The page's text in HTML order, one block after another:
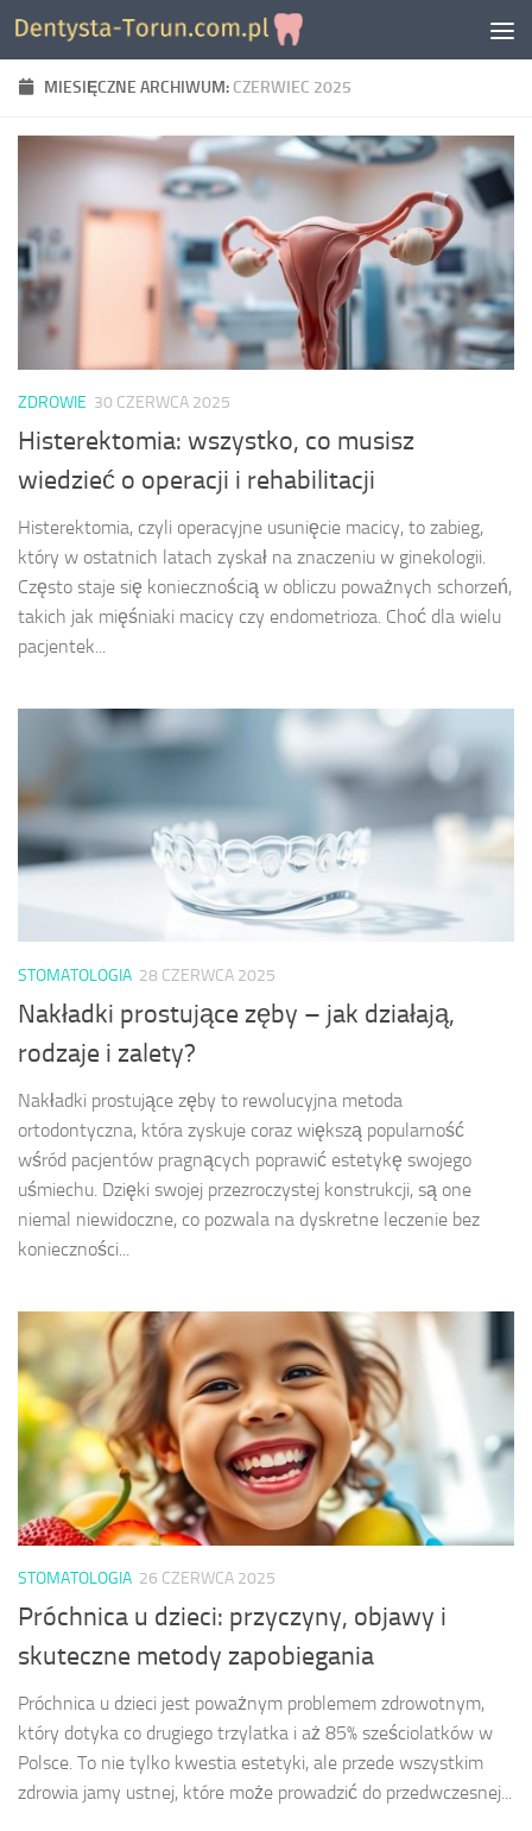
Skip to content
MIESIĘCZNE ARCHIWUM: CZERWIEC 2025
ZDROWIE 30 CZERWCA 2025
Histerektomia: wszystko, co musisz
wiedzieć o operacji i rehabilitacji
Histerektomia, czyli operacyjne usunięcie macicy, to zabieg,
który w ostatnich latach zyskał na znaczeniu w ginekologii.
Często staje się koniecznością w obliczu poważnych schorzeń,
takich jak mięśniaki macicy czy endometrioza. Choć dla wielu
pacjentek...
STOMATOLOGIA 28 CZERWCA 2025
Nakładki prostujące zęby – jak działają,
rodzaje i zalety?
Nakładki prostujące zęby to rewolucyjna metoda
ortodontyczna, która zyskuje coraz większą popularność
wśród pacjentów pragnących poprawić estetykę swojego
uśmiechu. Dzięki swojej przezroczystej konstrukcji, są one
niemal niewidoczne, co pozwala na dyskretne leczenie bez
konieczności...
STOMATOLOGIA 26 CZERWCA 2025
Próchnica u dzieci: przyczyny, objawy i
skuteczne metody zapobiegania
Próchnica u dzieci jest poważnym problemem zdrowotnym,
który dotyka co drugiego trzylatka i aż 85% sześciolatków w
Polsce. To nie tylko kwestia estetyki, ale przede wszystkim
zdrowia jamy ustnej, które może prowadzić do przedwczesnej...